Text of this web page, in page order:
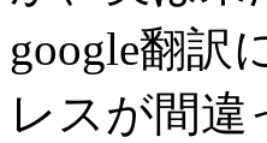
google翻訳
レスが間